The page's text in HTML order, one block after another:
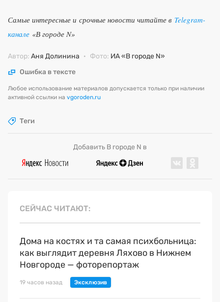
Самые интересные и срочные новости читайте в Telegram-
канале «В городе N»
Автор: Аня Долинина · Фото: ИА «В городе N»
Ошибка в тексте
Любое использование материалов допускается только при наличии
активной ссылки на vgoroden.ru
Теги
Добавить В городе N в
СЕЙЧАС ЧИТАЮТ
Дома на костях и та самая психбольница:
как выглядит деревня Ляхово в Нижнем
Новгороде — фоторепортаж
19 часов назад